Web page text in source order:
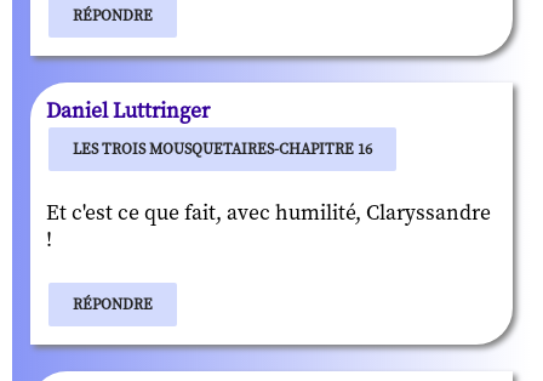
RÉPONDRE
Daniel Luttringer
LES TROIS MOUSQUETAIRES-CHAPITRE 16
Et c'est ce que fait, avec humilité, Claryssandre
!
RÉPONDRE